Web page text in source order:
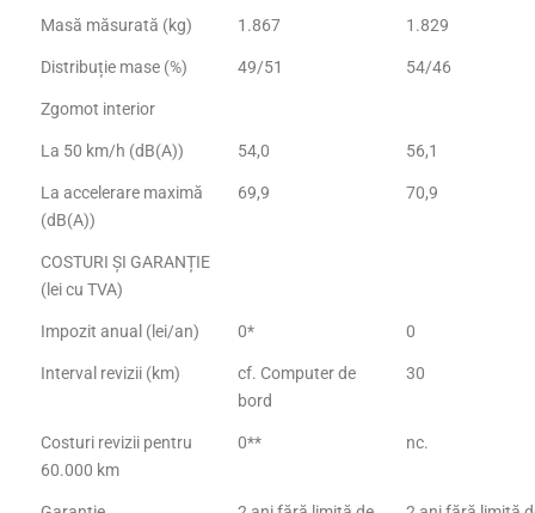
Masă măsurată (kg) 1.867 1.829
Distribuție mase (%) 49/51 54/46
Zgomot interior
La 50 km/h (dB(A)) 54,0 56,1
La accelerare maximă
(dB(A))
69,9 70,9
COSTURI ȘI GARANȚIE
(lei cu TVA)
Impozit anual (lei/an) 0* 0
Interval revizii (km)
cf. Computer de
bord
30
Costuri revizii pentru
60.000 km
0** nc.